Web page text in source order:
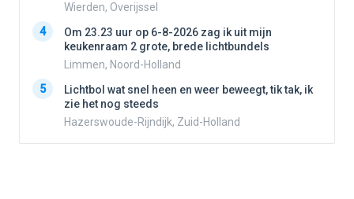
Wierden, Overijssel
4
Om 23.23 uur op 6-8-2026 zag ik uit mijn
keukenraam 2 grote, brede lichtbundels
Limmen, Noord-Holland
5
Lichtbol wat snel heen en weer beweegt, tik tak, ik
zie het nog steeds
Hazerswoude-Rijndijk, Zuid-Holland